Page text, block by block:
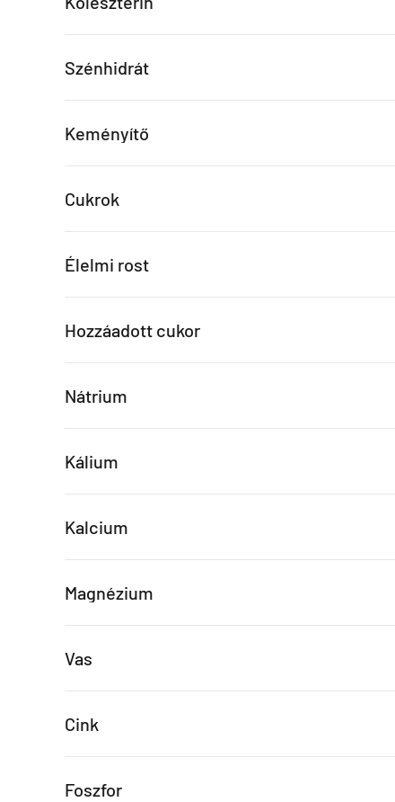
Szénhidrát
Keményítő
Cukrok
Élelmi rost
Hozzáadott cukor
Nátrium
Kálium
Kalcium
Magnézium
Vas
Cink
Foszfor